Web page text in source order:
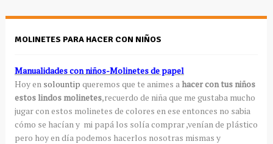
MOLINETES PARA HACER CON NIÑOS
Manualidades con niños-Molinetes de papel
Hoy en solountip queremos que te animes ahacer con tus niños
estos lindos molinetes,recuerdo de niña que me gustaba mucho
jugar con estos molinetes de colores en ese entonces no sabia
cómo se hacían y mi papá los solía comprar ,venían de plástico
pero hoy en día podemos hacerlos nosotras mismas y